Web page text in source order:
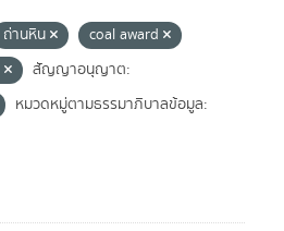
ถ่านหิน
coal award
สัญญาอนุญาต:
หมวดหมู่ตามธรรมาภิบาลข้อมูล: